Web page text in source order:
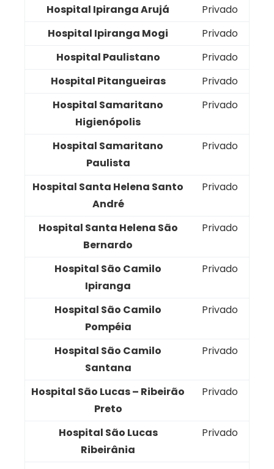
Hospital Ipiranga Arujá
Privado
Hospital Ipiranga Mogi
Privado
Hospital Paulistano
Privado
Hospital Pitangueiras
Privado
Hospital Samaritano
Higienópolis
Privado
Hospital Samaritano
Paulista
Privado
Hospital Santa Helena Santo
André
Privado
Hospital Santa Helena São
Bernardo
Privado
Hospital São Camilo
Ipiranga
Privado
Hospital São Camilo
Pompéia
Privado
Hospital São Camilo
Santana
Privado
Hospital São Lucas – Ribeirão
Preto
Privado
Hospital São Lucas
Ribeirânia
Privado